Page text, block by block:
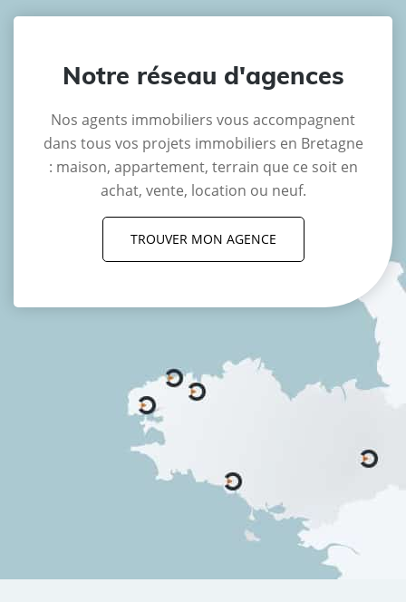
Notre réseau d'agences
Nos agents immobiliers vous accompagnent
dans tous vos projets immobiliers en Bretagne
: maison, appartement, terrain que ce soit en
achat, vente, location ou neuf.
TROUVER MON AGENCE